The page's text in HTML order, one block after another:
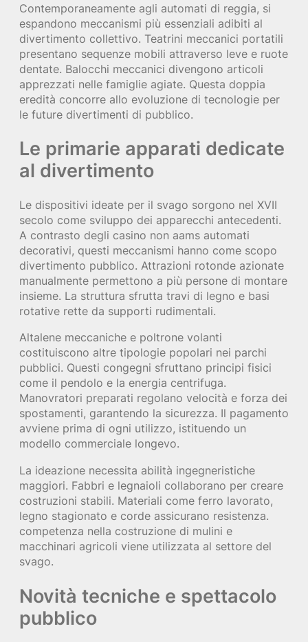
Contemporaneamente agli automati di reggia, si
espandono meccanismi più essenziali adibiti al
divertimento collettivo. Teatrini meccanici portatili
presentano sequenze mobili attraverso leve e ruote
dentate. Balocchi meccanici divengono articoli
apprezzati nelle famiglie agiate. Questa doppia
eredità concorre allo evoluzione di tecnologie per
le future divertimenti di pubblico.
Le primarie apparati dedicate
al divertimento
Le dispositivi ideate per il svago sorgono nel XVII
secolo come sviluppo dei apparecchi antecedenti.
A contrasto degli casino non aams automati
decorativi, questi meccanismi hanno come scopo
divertimento pubblico. Attrazioni rotonde azionate
manualmente permettono a più persone di montare
insieme. La struttura sfrutta travi di legno e basi
rotative rette da supporti rudimentali.
Altalene meccaniche e poltrone volanti
costituiscono altre tipologie popolari nei parchi
pubblici. Questi congegni sfruttano principi fisici
come il pendolo e la energia centrifuga.
Manovratori preparati regolano velocità e forza dei
spostamenti, garantendo la sicurezza. Il pagamento
avviene prima di ogni utilizzo, istituendo un
modello commerciale longevo.
La ideazione necessita abilità ingegneristiche
maggiori. Fabbri e legnaioli collaborano per creare
costruzioni stabili. Materiali come ferro lavorato,
legno stagionato e corde assicurano resistenza.
competenza nella costruzione di mulini e
macchinari agricoli viene utilizzata al settore del
svago.
Novità tecniche e spettacolo
pubblico